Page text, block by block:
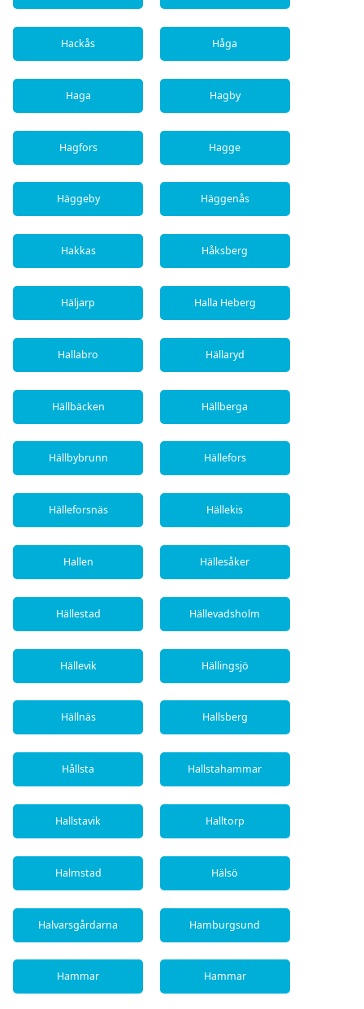
Hackås Håga
Haga Hagby
Hagfors Hagge
Häggeby Häggenås
Hakkas Håksberg
Häljarp Halla Heberg
Hallabro Hällaryd
Hällbäcken Hällberga
Hällbybrunn Hällefors
Hälleforsnäs Hällekis
Hallen Hällesåker
Hällestad Hällevadsholm
Hällevik Hällingsjö
Hällnäs Hallsberg
Hållsta Hallstahammar
Hallstavik Halltorp
Halmstad Hälsö
Halvarsgårdarna Hamburgsund
Hammar Hammar